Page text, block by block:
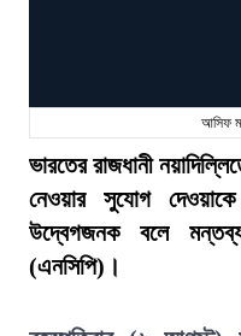
আসিফ
ভারতের রাজধানী
নেওয়ার সুযোগ দেওয়াকে
উদ্বেগজনক বলে
(এনসিপি)।